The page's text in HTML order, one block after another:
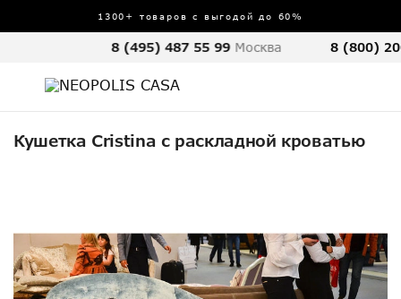
1300+ товаров с выгодой до 60%
8 (495) 487 55 99 Москва 8 (800)
Кушетка Cristina с раскладной кроватью